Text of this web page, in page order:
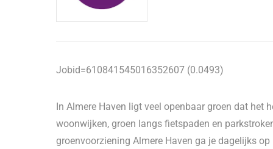
Jobid=610841545016352607 (0.0493)
In Almere Haven ligt veel openbaar groen dat het
woonwijken, groen langs fietspaden en
groenvoorziening Almere Haven ga je dagelijks